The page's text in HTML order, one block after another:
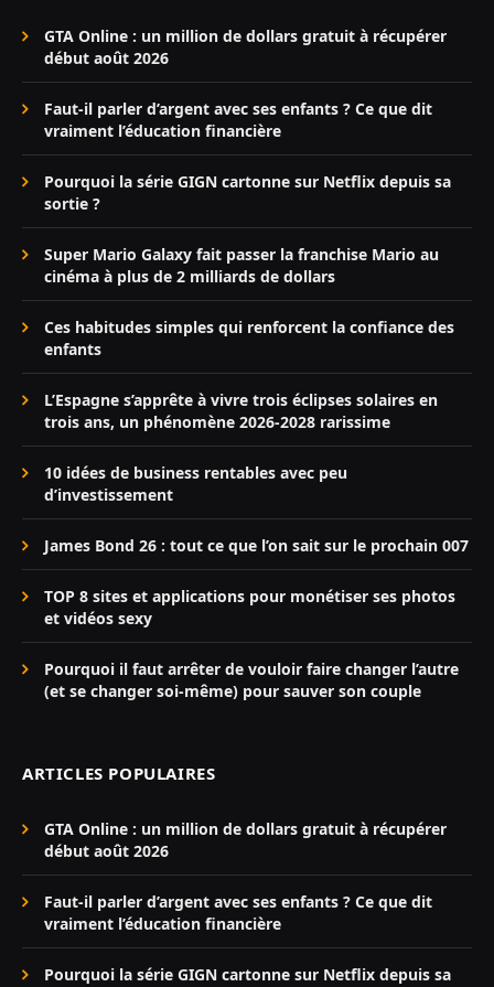
GTA Online : un million de dollars gratuit à récupérer
début août 2026
Faut-il parler d’argent avec ses enfants ? Ce que dit
vraiment l’éducation financière
Pourquoi la série GIGN cartonne sur Netflix depuis sa
sortie ?
Super Mario Galaxy fait passer la franchise Mario au
cinéma à plus de 2 milliards de dollars
Ces habitudes simples qui renforcent la confiance des
enfants
L’Espagne s’apprête à vivre trois éclipses solaires en
trois ans, un phénomène 2026-2028 rarissime
10 idées de business rentables avec peu
d’investissement
James Bond 26 : tout ce que l’on sait sur le prochain 007
TOP 8 sites et applications pour monétiser ses photos
et vidéos sexy
Pourquoi il faut arrêter de vouloir faire changer l’autre
(et se changer soi-même) pour sauver son couple
ARTICLES POPULAIRES
GTA Online : un million de dollars gratuit à récupérer
début août 2026
Faut-il parler d’argent avec ses enfants ? Ce que dit
vraiment l’éducation financière
Pourquoi la série GIGN cartonne sur Netflix depuis sa